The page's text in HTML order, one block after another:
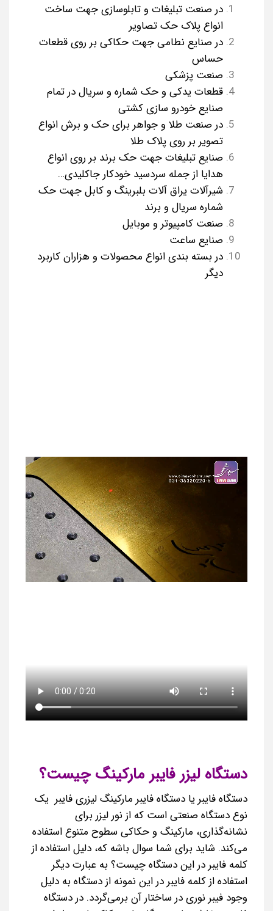
در صنعت تبلیغات و تابلوسازی جهت ساخت
انواع پلاک حک تصاویر
در صنایع نطامی جهت حکاکی بر روی قطعات
حساس
صنعت پزشکی
قطعات یدکی و حک شماره و سریال در تمام
صنایع خودرو سازی کشتی
در صنعت طلا و جواهر برای حک و برش انواع
تصویر بر روی پلاک طلا
صنایع تبلیغات جهت حک برند بر روی انواع
هدایا از جمله سردسید خودکار جاکلیدی…
شیرآلات یراق آلات بلبرینگ و کابل جهت حک
شماره سریال و برند
صنعت کامپیوتر و موبایل
صنایع ساعت
در بسته بندی انواع محصولات و هزاران کاربرد
دیگر
دستگاه لیزر فایبر مارکینگ چیست؟
دستگاه فایبر یا دستگاه فایبر مارکینگ لیزری فایبر یک
نوع دستگاه صنعتی است که از نور لیزر برای
نشانه‌گذاری، مارکینگ و حکاکی سطوح متنوع استفاده
می‌کند. شاید برای شما سوال باشه که، دلیل استفاده از
کلمه فایبر در این دستگاه چیست؟ به عبارت دیگر
استفاده از کلمه فایبر در این نمونه از دستگاه به دلیل
وجود فیبر نوری در ساختار آن برمی‌گردد. در دستگاه